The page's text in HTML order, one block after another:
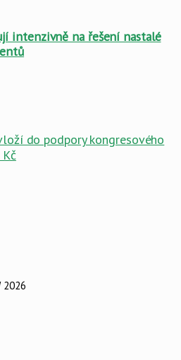
intenzivně na řešení nastalé
do podpory kongresového
2026